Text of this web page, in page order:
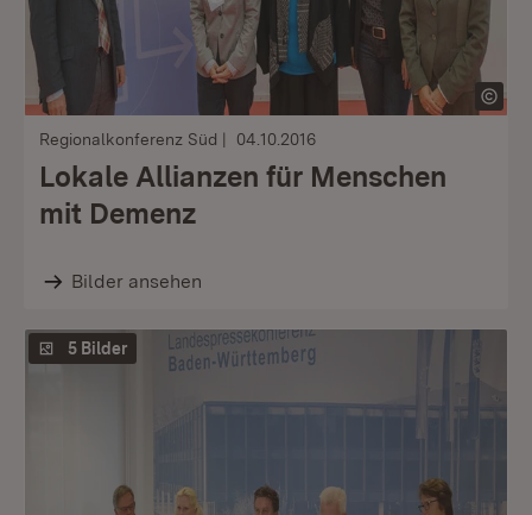
Regionalkonferenz Süd 04.10.2016
Lokale Allianzen für Menschen
mit Demenz
Bilder ansehen
5 Bilder